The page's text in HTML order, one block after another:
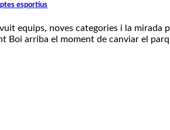
esportius
equips, noves categories i la mirada
Boi arriba el moment de canviar el